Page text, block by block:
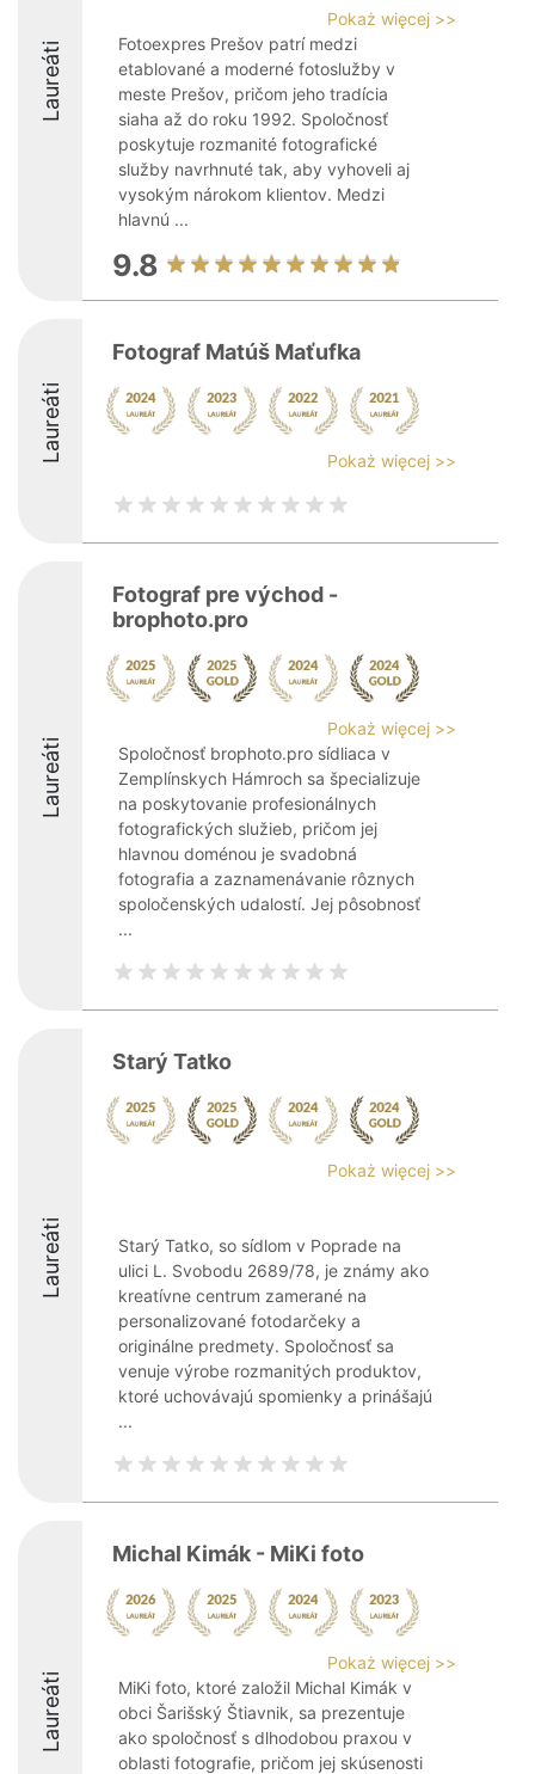
Laureáti
Pokaż więcej >>
Fotoexpres Prešov patrí medzi
etablované a moderné fotoslužby v
meste Prešov, pričom jeho tradícia
siaha až do roku 1992. Spoločnosť
poskytuje rozmanité fotografické
služby navrhnuté tak, aby vyhoveli aj
vysokým nárokom klientov. Medzi
hlavnú ...
9.8
Laureáti
Fotograf Matúš Maťufka
Pokaż więcej >>
Laureáti
Fotograf pre východ -
brophoto.pro
Pokaż więcej >>
Spoločnosť brophoto.pro sídliaca v
Zemplínskych Hámroch sa špecializuje
na poskytovanie profesionálnych
fotografických služieb, pričom jej
hlavnou doménou je svadobná
fotografia a zaznamenávanie rôznych
spoločenských udalostí. Jej pôsobnosť
...
Laureáti
Starý Tatko
Pokaż więcej >>
Starý Tatko, so sídlom v Poprade na
ulici L. Svobodu 2689/78, je známy ako
kreatívne centrum zamerané na
personalizované fotodarčeky a
originálne predmety. Spoločnosť sa
venuje výrobe rozmanitých produktov,
ktoré uchovávajú spomienky a prinášajú
...
Laureáti
Michal Kimák - MiKi foto
Pokaż więcej >>
MiKi foto, ktoré založil Michal Kimák v
obci Šarišský Štiavnik, sa prezentuje
ako spoločnosť s dlhodobou praxou v
oblasti fotografie, pričom jej skúsenosti